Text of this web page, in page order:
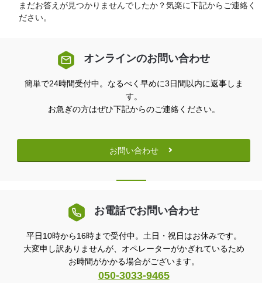
まだお答えが見つかりませんでしたか？気楽に下記からご連絡く
ださい。
オンラインのお問い合わせ
簡単で24時間受付中。なるべく早めに3日間以内に返事しま
す。
お急ぎの方はぜひ下記からのご連絡ください。
お問い合わせ
お電話でお問い合わせ
平日10時から16時まで受付中。土日・祝日はお休みです。
大変申し訳ありませんが、オペレーターがかぎれているため
お時間がかかる場合がございます。
050-3033-9465